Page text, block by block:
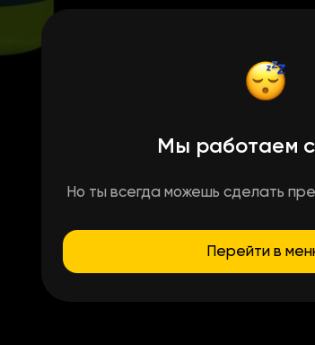
Мы работаем
Но ты всегда можешь сделать
Перейти в